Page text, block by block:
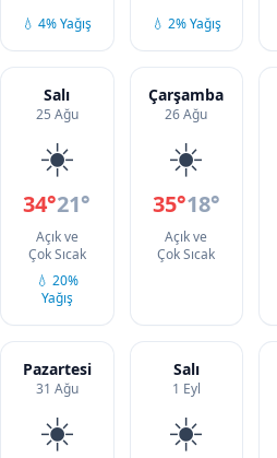
💧 4% Yağış 💧 2% Yağış
Salı
25 Ağu
☀️
34°21°
Açık ve
Çok Sıcak
💧 20%
Yağış
Çarşamba
26 Ağu
☀️
35°18°
Açık ve
Çok Sıcak
Pazartesi
31 Ağu
☀️
Salı
1 Eyl
☀️